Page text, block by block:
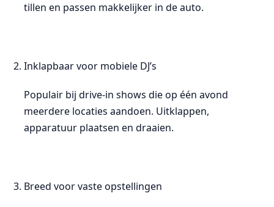
tillen en passen makkelijker in de auto.
Inklapbaar voor mobiele DJ’s
Populair bij drive-in shows die op één avond
meerdere locaties aandoen. Uitklappen,
apparatuur plaatsen en draaien.
Breed voor vaste opstellingen